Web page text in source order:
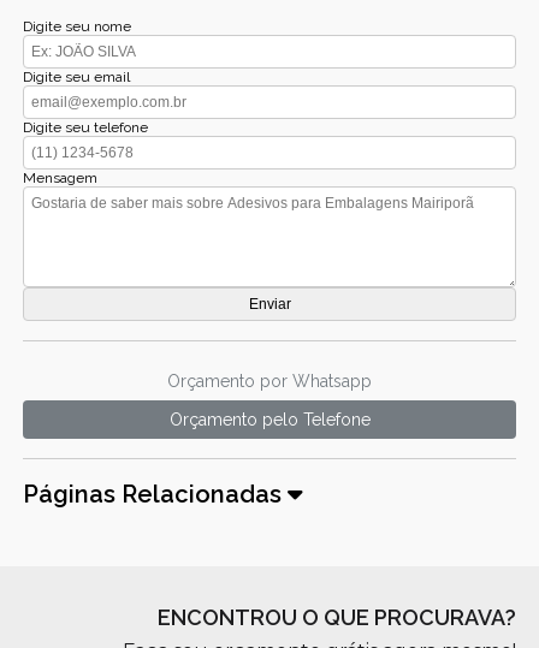
Digite seu nome
Digite seu email
Digite seu telefone
Mensagem
Orçamento por Whatsapp
Orçamento pelo Telefone
Páginas Relacionadas
ENCONTROU O QUE PROCURAVA?